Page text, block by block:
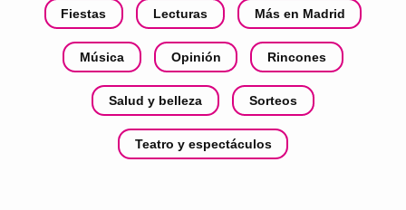
Fiestas Lecturas Más en Madrid
Música Opinión Rincones
Salud y belleza Sorteos
Teatro y espectáculos